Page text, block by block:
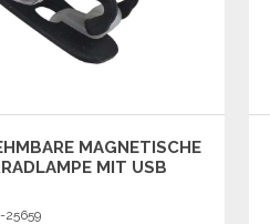
MAGNETISCHE
MIT USB
25659